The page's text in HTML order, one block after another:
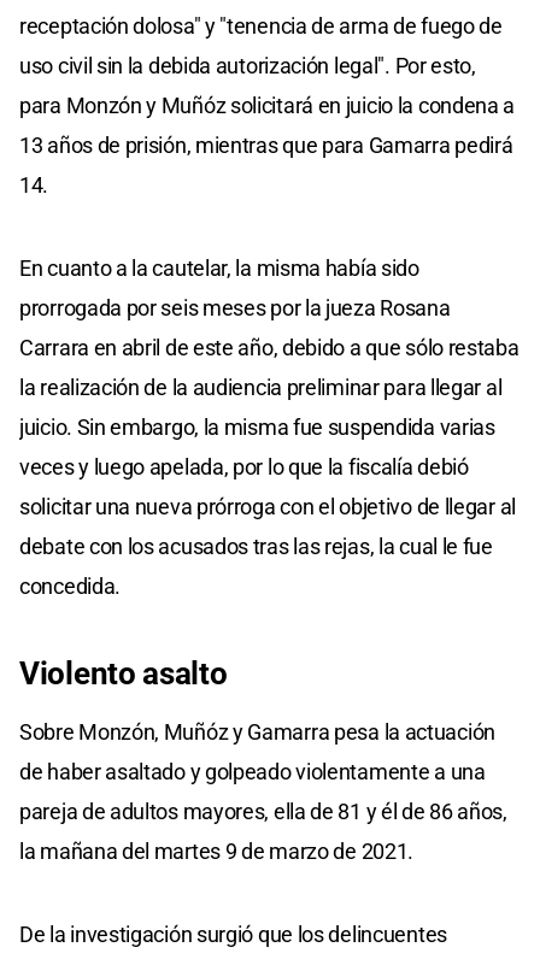
receptación dolosa" y "tenencia de arma de fuego de
uso civil sin la debida autorización legal". Por esto,
para Monzón y Muñóz solicitará en juicio la condena a
13 años de prisión, mientras que para Gamarra pedirá
14.
En cuanto a la cautelar, la misma había sido
prorrogada por seis meses por la jueza Rosana
Carrara en abril de este año, debido a que sólo restaba
la realización de la audiencia preliminar para llegar al
juicio. Sin embargo, la misma fue suspendida varias
veces y luego apelada, por lo que la fiscalía debió
solicitar una nueva prórroga con el objetivo de llegar al
debate con los acusados tras las rejas, la cual le fue
concedida.
Violento asalto
Sobre Monzón, Muñóz y Gamarra pesa la actuación
de haber asaltado y golpeado violentamente a una
pareja de adultos mayores, ella de 81 y él de 86 años,
la mañana del martes 9 de marzo de 2021.
De la investigación surgió que los delincuentes